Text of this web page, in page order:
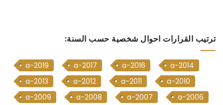
ترتيب القرارات احوال شخصية حسب السنة:
a-2019 a-2017 a-2016
a-2014
a-2013
a-2012 a-2011
a-2010
a-2009
a-2008 a-2007
a-2006